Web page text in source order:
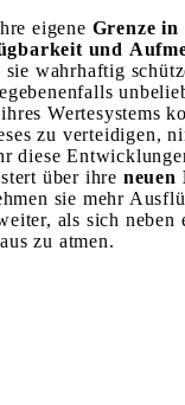
eigene Grenze in
und
sie wahrhaftig
Wertesystems
zu verteidigen,
diese
über ihre neuen
sie mehr
als sich neben
zu atmen.